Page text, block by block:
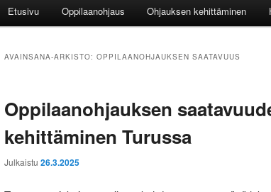
Etusivu Oppilaanohjaus Ohjauksen kehittäminen
AVAINSANA-ARKISTO: OPPILAANOHJAUKSEN SAATAVUUS
Oppilaanohjauksen
kehittäminen Turussa
Julkaistu 26.3.2025